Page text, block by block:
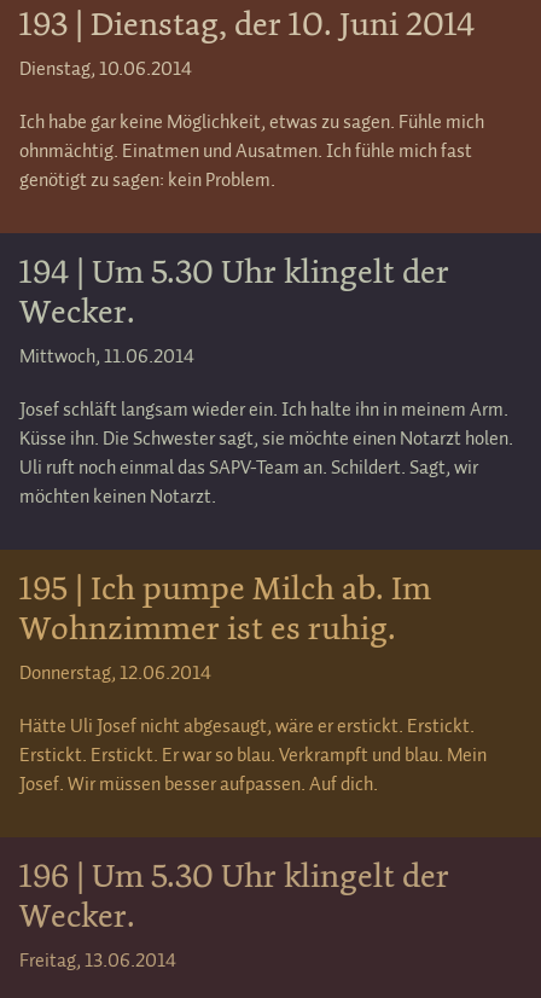
193 | Dienstag, der 10. Juni 2014
Dienstag, 10.06.2014
Ich habe gar keine Möglichkeit, etwas zu sagen. Fühle mich
ohnmächtig. Einatmen und Ausatmen. Ich fühle mich fast
genötigt zu sagen: kein Problem.
194 | Um 5.30 Uhr klingelt der
Wecker.
Mittwoch, 11.06.2014
Josef schläft langsam wieder ein. Ich halte ihn in meinem Arm.
Küsse ihn. Die Schwester sagt, sie möchte einen Notarzt holen.
Uli ruft noch einmal das SAPV-Team an. Schildert. Sagt, wir
möchten keinen Notarzt.
195 | Ich pumpe Milch ab. Im
Wohnzimmer ist es ruhig.
Donnerstag, 12.06.2014
Hätte Uli Josef nicht abgesaugt, wäre er erstickt. Erstickt.
Erstickt. Erstickt. Er war so blau. Verkrampft und blau. Mein
Josef. Wir müssen besser aufpassen. Auf dich.
196 | Um 5.30 Uhr klingelt der
Wecker.
Freitag, 13.06.2014